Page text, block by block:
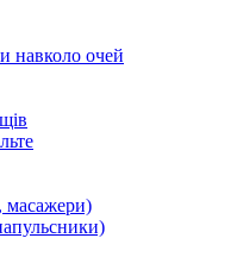
навколо очей
масажери)